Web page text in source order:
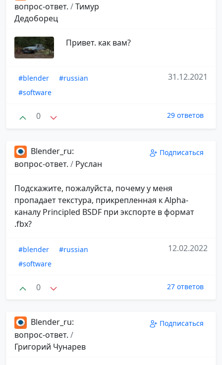
вопрос-ответ. /Тимур
Дедоборец
Привет. как вам?
#blender
#russian
#software
31.12.2021
0 29 ответов
Blender_ru:
вопрос-ответ. / Руслан
Подписаться
Подскажите, пожалуйста, почему у меня
пропадает текстура, прикрепленная к Alpha-
каналу Principled BSDF при экспорте в формат
.fbx?
#blender
#russian
#software
12.02.2022
0 27 ответов
Blender_ru:
вопрос-ответ. /
Григорий Чунарев
Подписаться